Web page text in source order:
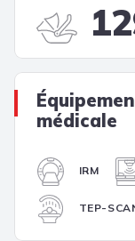
médicale
IRM
TEP-